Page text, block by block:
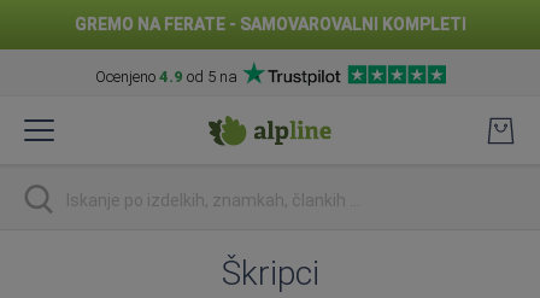
GREMO NA FERATE - SAMOVAROVALNI KOMPLETI
Ocenjeno 4.9 od 5 na
na
Iskanje
Škripci